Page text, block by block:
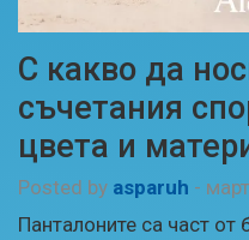
С какво да
съчетания
цвета и
Posted by asparuh -
Панталоните са част от